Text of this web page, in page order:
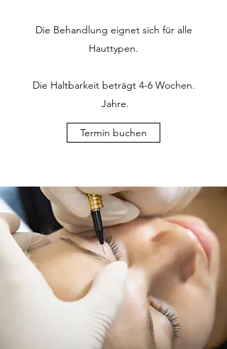
Die Behandlung eignet sich für alle
Hauttypen.
Die Haltbarkeit beträgt 4-6 Wochen.
Jahre.
Termin buchen